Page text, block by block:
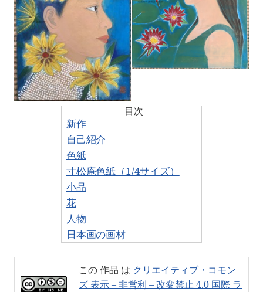
目次
新作
自己紹介
色紙
寸松庵色紙（1/4サイズ）
小品
花
人物
日本画の画材
この 作品 は クリエイティブ・コモン
ズ 表示 – 非営利 – 改変禁止 4.0 国際 ラ